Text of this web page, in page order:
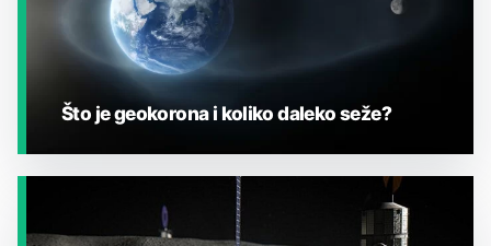
JESTE LI ZNALI?
Što je geokorona i koliko daleko seže?